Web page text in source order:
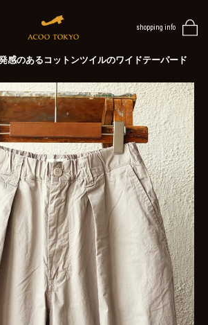
shopping info
のあるコットンツイルのワイドテーパード